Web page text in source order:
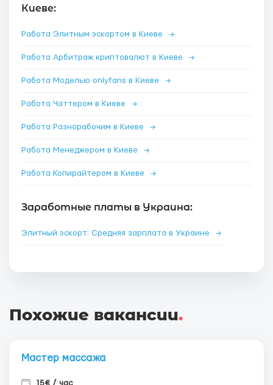
Киеве:
Работа Элитным эскортом в Киеве →
Работа Арбитраж криптовалют в Киеве →
Работа Моделью onlyfans в Киеве →
Работа Чаттером в Киеве →
Работа Разнорабочим в Киеве →
Работа Менеджером в Киеве →
Работа Копирайтером в Киеве →
Заработные платы в Украина:
Элитный эскорт: Средняя зарплата в Украине →
Похожие вакансии.
Мастер массажа
15€ / час